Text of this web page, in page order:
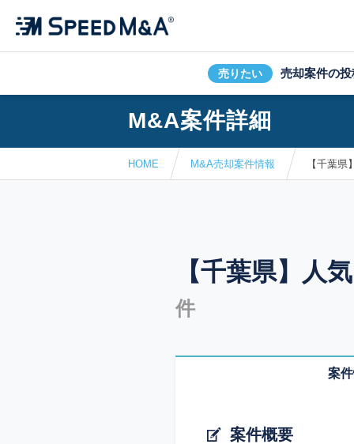
売りたい 売却案件の投
M&A案件詳細
HOME M&A売却案件情報 【千葉
【千葉県】人
件
案
案件概要